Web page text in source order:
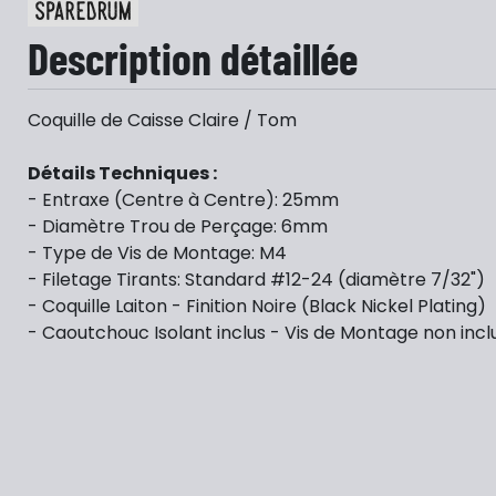
Description détaillée
Coquille de Caisse Claire / Tom
Détails Techniques :
- Entraxe (Centre à Centre): 25mm
- Diamètre Trou de Perçage: 6mm
- Type de Vis de Montage: M4
- Filetage Tirants: Standard #12-24 (diamètre 7/32")
- Coquille Laiton - Finition Noire (Black Nickel Plating)
- Caoutchouc Isolant inclus - Vis de Montage non